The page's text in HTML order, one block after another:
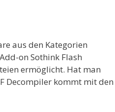
aus den Kategorien
on Sothink Flash
ermöglicht. Hat man
Decompiler kommt mit den